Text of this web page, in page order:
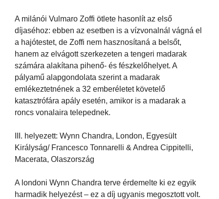
A milánói Vulmaro Zoffi ötlete hasonlít az első
díjaséhoz: ebben az esetben is a vízvonalnál vágná el
a hajótestet, de Zoffi nem hasznosítaná a belsőt,
hanem az elvágott szerkezeten a tengeri madarak
számára alakítana pihenő- és fészkelőhelyet. A
pályamű alapgondolata szerint a madarak
emlékeztetnének a 32 emberéletet követelő
katasztrófára apály esetén, amikor is a madarak a
roncs vonalaira telepednek.
III. helyezett: Wynn Chandra, London, Egyesült
Királyság/ Francesco Tonnarelli & Andrea Cippitelli,
Macerata, Olaszország
A londoni Wynn Chandra terve érdemelte ki ez egyik
harmadik helyezést – ez a díj ugyanis megosztott volt.